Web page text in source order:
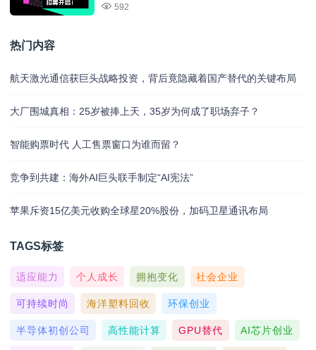
592
热门内容
航天激光通信获巨头战略投资，背后竟隐藏着国产替代的关键布局
大厂围城真相：25岁被捧上天，35岁为何成了职场弃子？
智能购票时代 人工售票窗口为谁而留？
竞争到共建：海外AI巨头联手制定“AI宪法”
苹果斥资15亿美元收购全球星20%股份，加码卫星通讯布局
TAGS标签
适应能力 个人成长 拥抱变化 社会企业
可持续时尚 海洋塑料回收 环保创业
半导体初创公司 高性能计算 GPU替代 AI芯片创业